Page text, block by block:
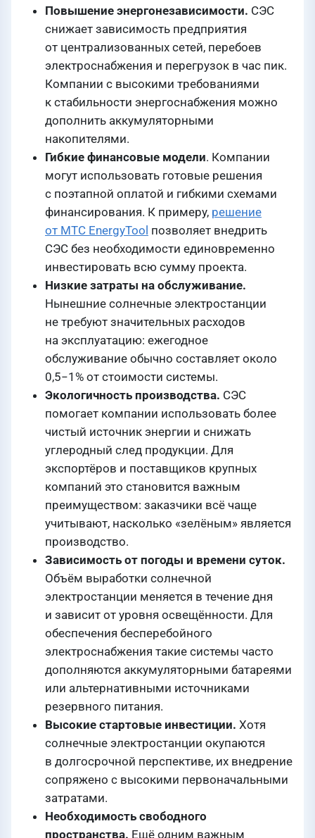
Повышение энергонезависимости. СЭС
снижает зависимость предприятия
от централизованных сетей, перебоев
электроснабжения и перегрузок в час пик.
Компании с высокими требованиями
к стабильности энергоснабжения можно
дополнить аккумуляторными
накопителями.
Гибкие финансовые модели. Компании
могут использовать готовые решения
с поэтапной оплатой и гибкими схемами
финансирования. К примеру, решение
от МТС EnergyTool позволяет внедрить
СЭС без необходимости единовременно
инвестировать всю сумму проекта.
Низкие затраты на обслуживание.
Нынешние солнечные электростанции
не требуют значительных расходов
на эксплуатацию: ежегодное
обслуживание обычно составляет около
0,5−1% от стоимости системы.
Экологичность производства. СЭС
помогает компании использовать более
чистый источник энергии и снижать
углеродный след продукции. Для
экспортёров и поставщиков крупных
компаний это становится важным
преимуществом: заказчики всё чаще
учитывают, насколько «зелёным» является
производство.
Зависимость от погоды и времени суток.
Объём выработки солнечной
электростанции меняется в течение дня
и зависит от уровня освещённости. Для
обеспечения бесперебойного
электроснабжения такие системы часто
дополняются аккумуляторными батареями
или альтернативными источниками
резервного питания.
Высокие стартовые инвестиции. Хотя
солнечные электростанции окупаются
в долгосрочной перспективе, их внедрение
сопряжено с высокими первоначальными
затратами.
Необходимость свободного
пространства. Ещё одним важным